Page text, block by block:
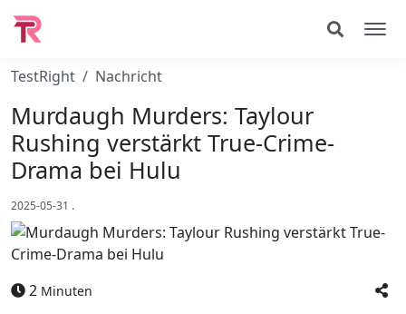
TestRight Nachricht
Murdaugh Murders: Taylour
Rushing verstärkt True-Crime-
Drama bei Hulu
2025-05-31 .
2 Minuten